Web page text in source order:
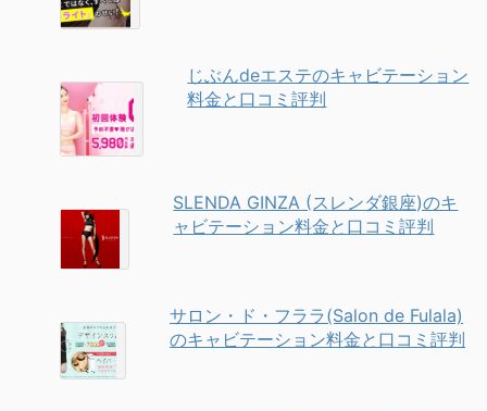
じぶんdeエステのキャビテーション
料金と口コミ評判
SLENDA GINZA (スレンダ銀座)のキ
ャビテーション料金と口コミ評判
サロン・ド・フララ(Salon de Fulala)
のキャビテーション料金と口コミ評判